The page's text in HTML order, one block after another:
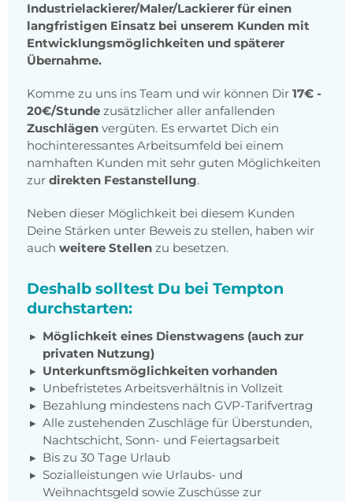
Industrielackierer/Maler/Lackierer für einen
langfristigen Einsatz bei unserem Kunden mit
Entwicklungsmöglichkeiten und späterer
Übernahme.
Komme zu uns ins Team und wir können Dir 17€ -
20€/Stunde zusätzlicher aller anfallenden
Zuschlägen vergüten. Es erwartet Dich ein
hochinteressantes Arbeitsumfeld bei einem
namhaften Kunden mit sehr guten Möglichkeiten
zur direkten Festanstellung.
Neben dieser Möglichkeit bei diesem Kunden
Deine Stärken unter Beweis zu stellen, haben wir
auch weitere Stellen zu besetzen.
Deshalb solltest Du bei Tempton
durchstarten:
Möglichkeit eines Dienstwagens (auch zur
privaten Nutzung)
Unterkunftsmöglichkeiten vorhanden
Unbefristetes Arbeitsverhältnis in Vollzeit
Bezahlung mindestens nach GVP-Tarifvertrag
Alle zustehenden Zuschläge für Überstunden,
Nachtschicht, Sonn- und Feiertagsarbeit
Bis zu 30 Tage Urlaub
Sozialleistungen wie Urlaubs- und
Weihnachtsgeld sowie Zuschüsse zur